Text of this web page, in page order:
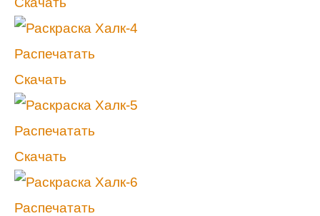
Распечатать
Скачать
Распечатать
Скачать
Распечатать